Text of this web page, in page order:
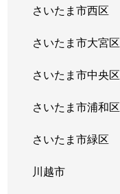
さいたま市西区
さいたま市大宮区
さいたま市中央区
さいたま市浦和区
さいたま市緑区
川越市